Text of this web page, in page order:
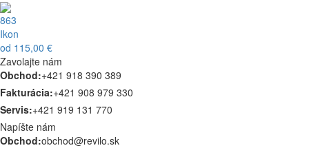
863
Ikon
od 115,00 €
Zavolajte nám
Obchod:+421 918 390 389
Fakturácia:+421 908 979 330
Servis:+421 919 131 770
Napíšte nám
Obchod:obchod@revilo.sk